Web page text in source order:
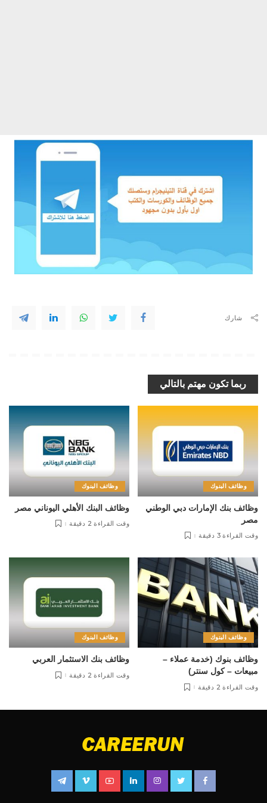
شارك
ربما تكون مهتم بالتالي
وظائف البنوك
وظائف بنك الإمارات دبي الوطني
مصر
وقت القراءة 3 دقيقة
وظائف البنوك
وظائف البنك الأهلي اليوناني مصر
وقت القراءة 2 دقيقة
وظائف البنوك
وظائف بنوك (خدمة عملاء –
مبيعات – كول سنتر)
وقت القراءة 2 دقيقة
وظائف البنوك
وظائف بنك الاستثمار العربي
وقت القراءة 2 دقيقة